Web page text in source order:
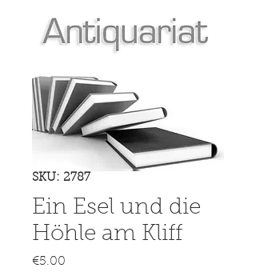
SKU: 2787
Ein Esel und die
Höhle am Kliff
€5.00